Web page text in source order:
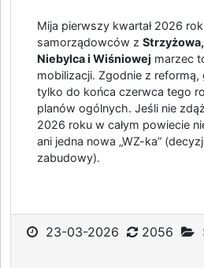
Mija pierwszy kwartał 2026
samorządowców z Strzyżowa,
Niebylca i Wiśniowej marzec
mobilizacji. Zgodnie z reformą,
tylko do końca czerwca tego
planów ogólnych. Jeśli nie
2026 roku w całym powiecie
ani jedna nowa „WZ-ka”
zabudowy).
23-03-2026 2056